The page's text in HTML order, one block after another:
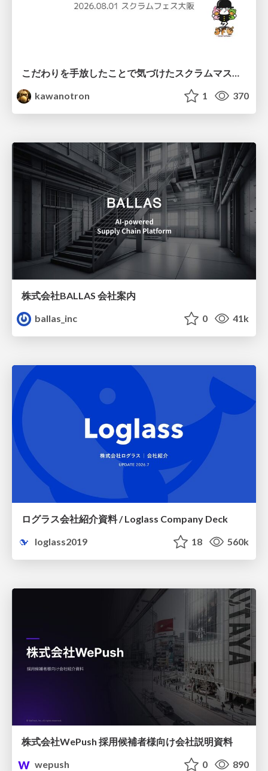
こだわりを手放したことで気づけたスクラムマスターとしての振る舞い
kawanotron
1 370
株式会社BALLAS 会社案内
ballas_inc
0 41k
ログラス会社紹介資料 / Loglass Company Deck
loglass2019
18 560k
株式会社WePush 採用候補者様向け会社説明資料
wepush
0 890